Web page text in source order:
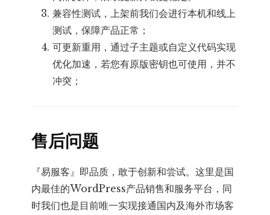
兼容性测试，上架前我们会进行本机和线上
测试，保障产品正常；
可更新重用，通过子主题或自定义代码实现
优化加速，若您有原版密钥也可使用，并不
冲突；
售后问题
『易服客』即品质，敢于创新和尝试。这里是国
内最佳的WordPress产品销售和服务平台，同
时我们也是目前唯一实现接通国内及海外市场客